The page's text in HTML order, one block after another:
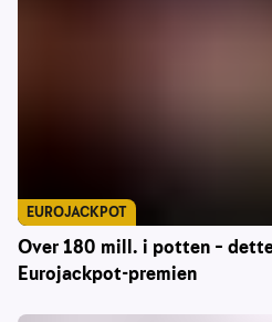
Over 180 mill. i potten –
Eurojackpot-premien
EUROJACKPOT